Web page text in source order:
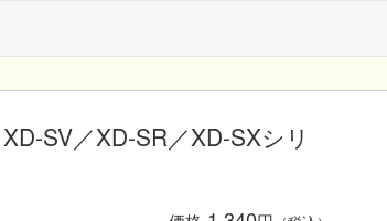
SV／XD-SR／XD-SXシリ